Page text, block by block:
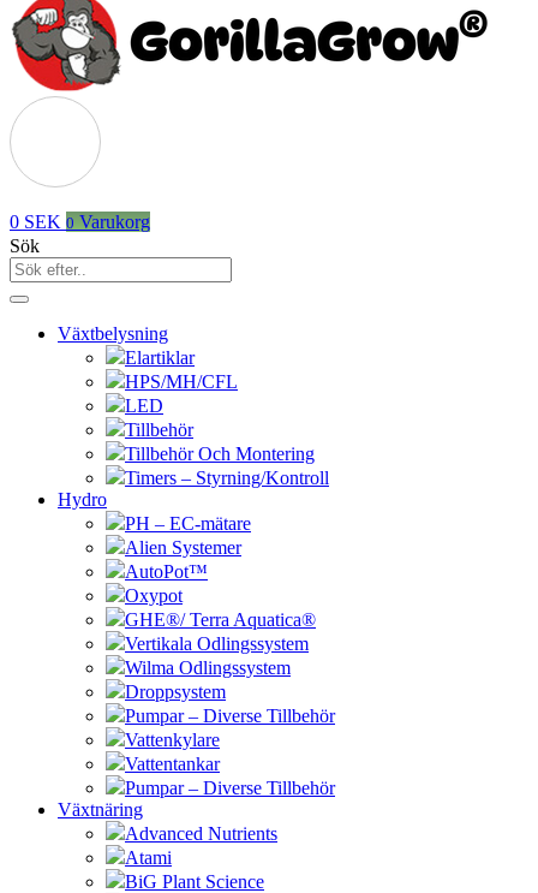
0 SEK 0 Varukorg
Sök
Växtbelysning
Elartiklar
HPS/MH/CFL
LED
Tillbehör
Tillbehör Och Montering
Timers – Styrning/Kontroll
Hydro
PH – EC-mätare
Alien Systemer
AutoPot™
Oxypot
GHE®/ Terra Aquatica®
Vertikala Odlingssystem
Wilma Odlingssystem
Droppsystem
Pumpar – Diverse Tillbehör
Vattenkylare
Vattentankar
Pumpar – Diverse Tillbehör
Växtnäring
Advanced Nutrients
Atami
BiG Plant Science